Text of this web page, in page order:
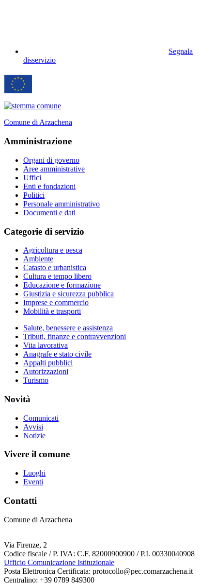
Segnala
disservizio
Comune di Arzachena
Amministrazione
Organi di governo
Aree amministrative
Uffici
Enti e fondazioni
Politici
Personale amministrativo
Documenti e dati
Categorie di servizio
Agricoltura e pesca
Ambiente
Catasto e urbanistica
Cultura e tempo libero
Educazione e formazione
Giustizia e sicurezza pubblica
Imprese e commercio
Mobilità e trasporti
Salute, benessere e assistenza
Tributi, finanze e contravvenzioni
Vita lavorativa
Anagrafe e stato civile
Appalti pubblici
Autorizzazioni
Turismo
Novità
Comunicati
Avvisi
Notizie
Vivere il comune
Luoghi
Eventi
Contatti
Comune di Arzachena
Via Firenze, 2
Codice fiscale / P. IVA: C.F. 82000900900 / P.I. 00330040908
Ufficio Comunicazione Istituzionale
Posta Elettronica Certificata: protocollo@pec.comarzachena.it
Centralino: +39 0789 849300